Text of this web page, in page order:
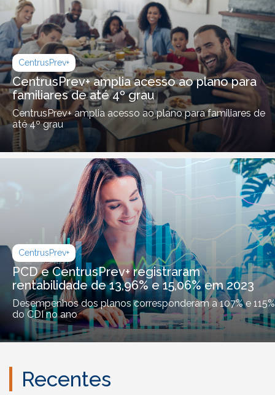
CentrusPrev+
CentrusPrev+ amplia acesso ao plano para
familiares de até 4º grau
CentrusPrev+ amplia acesso ao plano para familiares de
até 4º grau
CentrusPrev+
PCD e CentrusPrev+ registraram
rentabilidade de 13,96% e 15,06% em 2023
Desempenhos dos planos corresponderam a 107% e 115%
do CDI no ano
Recentes